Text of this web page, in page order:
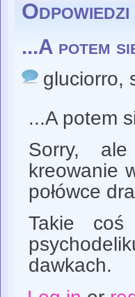
Odpowiedzi
...A potem
gluciorro,
...A potem
Sorry, ale
kreowanie
połówce
Takie
dawkach.